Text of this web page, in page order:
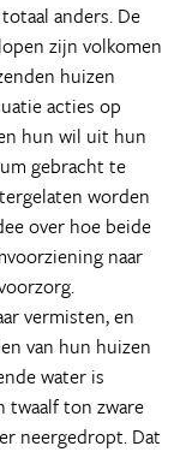
anders. De
zijn volkomen
huizen
acties op
hun wil uit hun
gebracht te
worden
over hoe beide
naar
vermisten, en
van hun huizen
water is
twaalf ton zware
neergedropt. Dat